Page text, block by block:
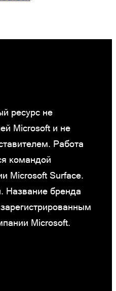
ресурс не
Microsoft и не
Работа
командой
Microsoft Surface.
Название бренда
Microsoft.